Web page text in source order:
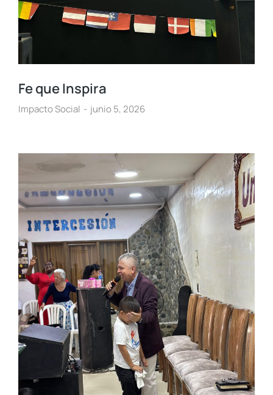
Fe que Inspira
Impacto Social junio 5, 2026